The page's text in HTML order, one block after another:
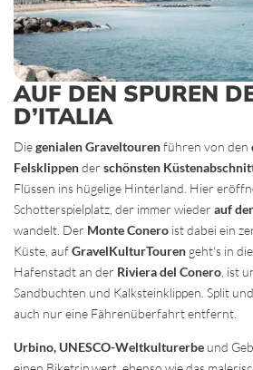
AUF DEN SPUREN
D’ITALIA
Diegenialen Graveltourenführen von den
Felsklippender schönsten
Flüssen ins hügelige Hinterland. Hier
Schotterspielplatz, der immer wieder auf
wandelt. Der Monte Conero ist dabei ein
Küste, aufGravelKulturTouren geht's in
Hafenstadt an der Riviera del Conero , ist
Sandbuchten und Kalksteinklippen. Split
auch nur eine Fährenüberfahrt entfernt.
Urbino, UNESCO-Weltkulturerbe und